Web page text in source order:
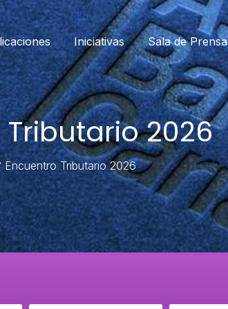
Iniciativas Sala de Prensa
Tributario 2026
Encuentro Tributario 2026